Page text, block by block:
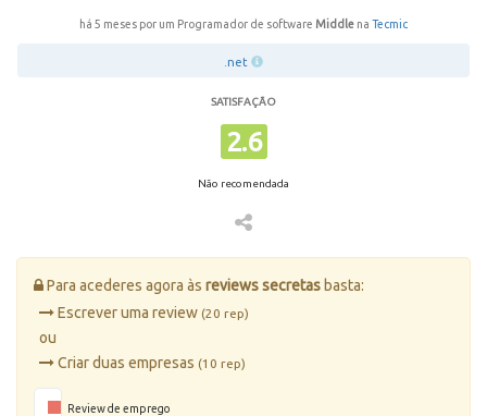
há 5 meses por um Programador de software Middle na Tecmic
.net
SATISFAÇÃO
2.6
Não recomendada
Para acederes agora às reviews secretas basta:
Escrever uma review (20 rep)
ou
Criar duas empresas (10 rep)
Review de emprego